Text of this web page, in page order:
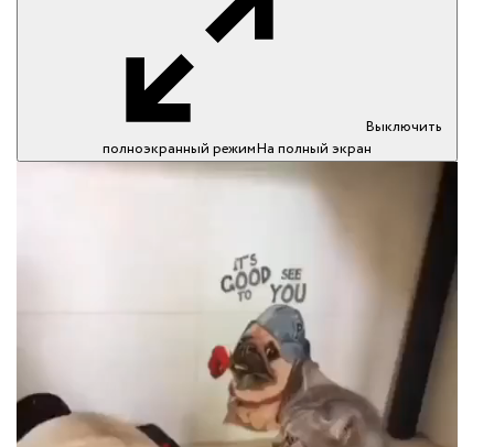
Выключить
полноэкранный режимНа полный экран